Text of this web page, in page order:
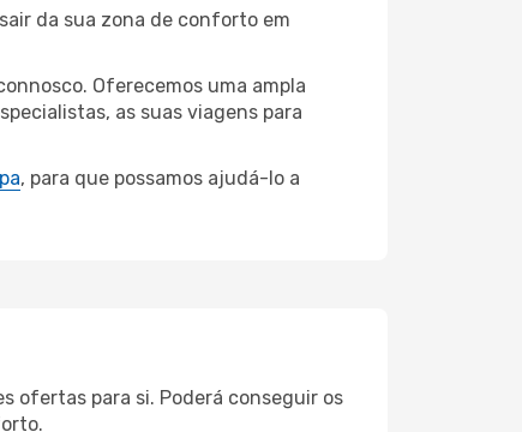
da sua zona de conforto em
Oferecemos uma ampla
as suas viagens para
, para que possamos ajudá-lo a
ofertas para si. Poderá conseguir os